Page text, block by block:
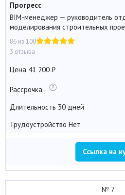
Прогресс
BIM-менеджер — руководитель
моделирования строительных
86 из 100
3 отзыва
Цена 41 200
Рассрочка -
Длительность 30 дней
Трудоустройство Нет
Ссылка на
№ 7